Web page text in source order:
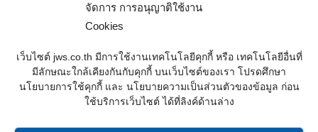
จัดการ การอนุญาติใช้งาน
Cookies
เว็บไซต์ jws.co.th มีการใช้งานเทคโนโลยีคุกกี้ หรือ เทคโนโลยีอื่นที่
มีลักษณะใกล้เคียงกันกับคุกกี้ บนเว็บไซต์ของเรา โปรดศึกษา
นโยบายการใช้คุกกี้ และ นโยบายความเป็นส่วนตัวของข้อมูล ก่อน
ใช้บริการเว็บไซต์ ได้ที่ลิงค์ด้านล่าง
TeamViewer 11
TeamViewer (QS)
Supplier